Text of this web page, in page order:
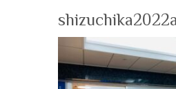
shizuchika2022a